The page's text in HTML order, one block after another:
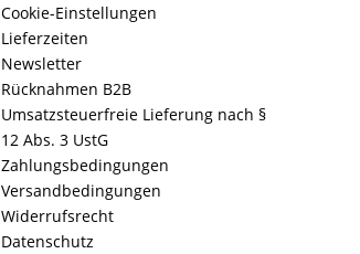
Cookie-Einstellungen
Lieferzeiten
Newsletter
Rücknahmen B2B
Umsatzsteuerfreie Lieferung nach §
12 Abs. 3 UstG
Zahlungsbedingungen
Versandbedingungen
Widerrufsrecht
Datenschutz